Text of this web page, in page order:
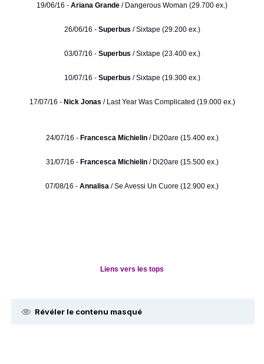
19/06/16 - Ariana Grande / Dangerous Woman (29.700 ex.)
26/06/16 - Superbus / Sixtape (29.200 ex.)
03/07/16 - Superbus / Sixtape (23.400 ex.)
10/07/16 - Superbus / Sixtape (19.300 ex.)
17/07/16 - Nick Jonas / Last Year Was Complicated (19.000 ex.)
24/07/16 - Francesca Michielin/ Di20are (15.400 ex.)
31/07/16 - Francesca Michielin/ Di20are (15.500 ex.)
07/08/16 - Annalisa / Se Avessi Un Cuore (12.900 ex.)
Liens vers les tops
Révéler le contenu masqué